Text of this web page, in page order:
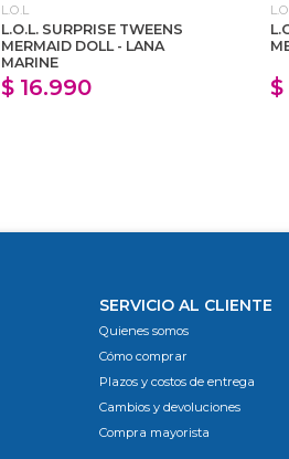
L.O.L
L.O.L. SURPRISE TWEENS
MERMAID DOLL - LANA
MARINE
$ 16.990 $
SERVICIO AL CLIENTE
Quienes somos
Cómo comprar
Plazos y costos de entrega
Cambios y devoluciones
Compra mayorista